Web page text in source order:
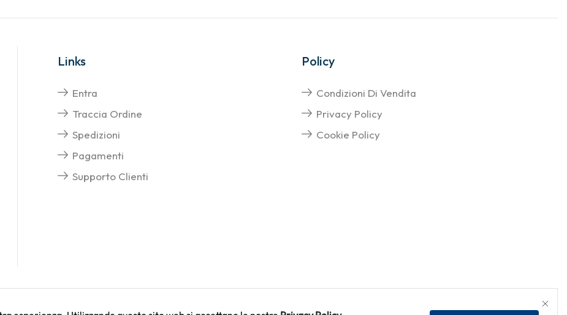
Links
Entra
Traccia Ordine
Spedizioni
Pagamenti
Supporto Clienti
Policy
Condizioni Di Vendita
Privacy Policy
Cookie Policy